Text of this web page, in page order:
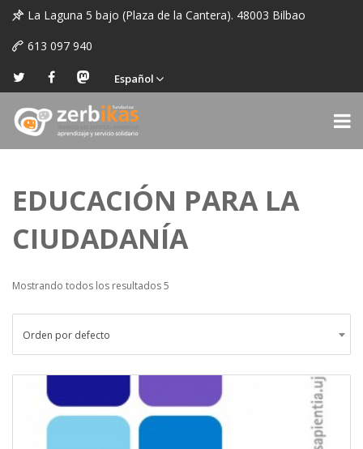
La Laguna 5 bajo (Plaza de la Cantera). 48003 Bilbao
613 097 940
Español
EDUCACIÓN PARA LA
CIUDADANÍA
Mostrando todos los resultados 5
Orden por defecto